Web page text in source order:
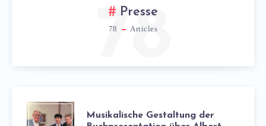
Presse
78 Articles
78
Musikalische Gestaltung der